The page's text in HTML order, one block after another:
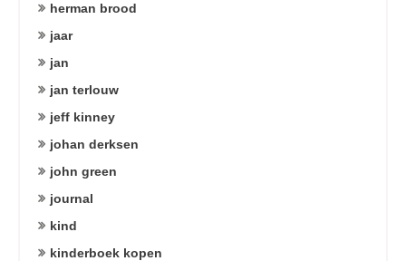
herman brood
jaar
jan
jan terlouw
jeff kinney
johan derksen
john green
journal
kind
kinderboek kopen